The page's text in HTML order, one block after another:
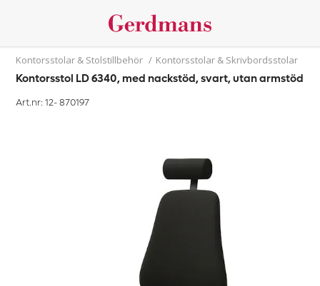
Kontorsstolar & Stolstillbehör / Kontorsstolar & Skrivbordsstolar
Kontorsstol LD 6340, med nackstöd, svart, utan armstöd
Art.nr: 12-870197